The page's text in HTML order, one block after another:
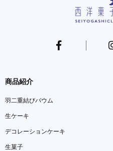
商品紹介
羽二重結びバウム
生ケーキ
デコレーションケーキ
生菓子